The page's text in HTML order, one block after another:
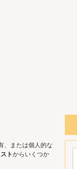
、または個人的な
トからいくつか